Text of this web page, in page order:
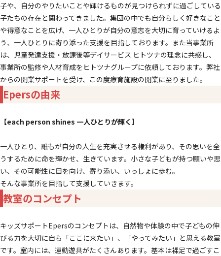
子や、自分のやりたいことや輝けるものが見つけられずに過ごしている
子たちの存在と関わってきました。集団の中でも自分らしく好きなこと
や得意なことを広げ、一人ひとりが自分の意志を大切に育っていけるよ
う、一人ひとりに寄り添った支援を目指しております。また当事業所
は、児童発達支援・放課後等デイサービス ヒトツナの理念に共感し、
事業所の監修や人材育成をヒトツナグループに依頼しております。弊社
からの開業サポートを受け、この度療育施設の開業に至りました。
Epersの由来
【each person shines 一人ひとりが輝く】
一人ひとり、誰もが自分の人生を充実させる権利があり、その思いを全
うするために命を輝かせ、生きています。小さな子どもが持つ願いや思
い、その可能性に目を向け、寄り添い、いっしょに歩む。
そんな事業所を目指して支援していきます。
教室のコンセプト
キッズサポートEpersのコンセプトは、自然物や体験の中で子どもの伸
びる力を大切に自ら「ここに来たい」、「やってみたい」と思える教室
です。室内には、運動遊具がたくさんあります。基本は裸足で過ごすこ